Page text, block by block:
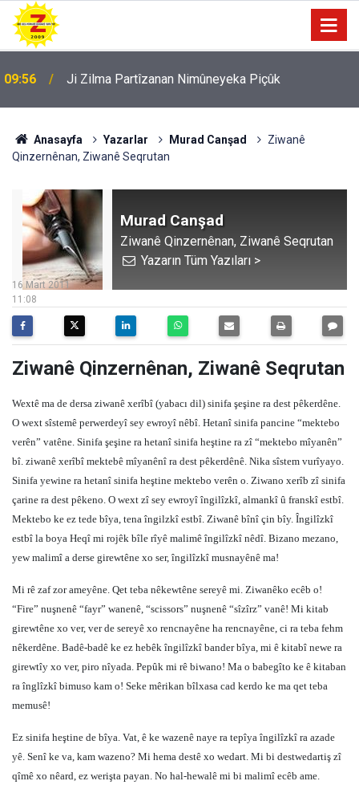
09:56 Ji Zilma Partîzanan Nimûneyeka Piçûk
Anasayfa Yazarlar Murad Canşad
Ziwanê
Qinzernênan, Ziwanê Seqrutan
Murad Canşad
Ziwanê Qinzernênan, Ziwanê Seqrutan
Yazarın Tüm Yazıları >
11:08
16 Mart 2011
Ziwanê Qinzernênan, Ziwanê Seqrutan
Wextê ma de dersa ziwanê xerîbî (yabacı dil) sinifa şeşine ra dest pêkerdêne.
O wext sîstemê perwerdeyî sey ewroyî nêbî. Hetanî sinifa pancine “mektebo
verên” vatêne. Sinifa şeşine ra hetanî sinifa heştine ra zî “mektebo mîyanên”
bî. ziwanê xerîbî mektebê mîyanênî ra dest pêkerdênê. Nika sîstem vurîyayo.
Sinifa yewine ra hetanî sinifa heştine mektebo verên o. Ziwano xerîb zî sinifa
çarine ra dest pêkeno. O wext zî sey ewroyî îngilîzkî, almankî û franskî estbî.
Mektebo ke ez tede bîya, tena îngilzkî estbî. Ziwanê bînî çin bîy. Îngilîzkî
estbî la boya Heqî mi rojêk bîle rîyê malimê îngilîzkî nêdî. Bizano mezano,
yew malimî a derse girewtêne xo ser, îngilîzkî musnayênê ma!
Mi rê zaf zor ameyêne. Qet teba nêkewtêne sereyê mi. Ziwanêko ecêb o!
“Fire” nuşnenê “fayr” wanenê, “scissors” nuşnenê “sîzîrz” vanê! Mi kitab
girewtêne xo ver, ver de sereyê xo rencnayêne ha rencnayêne, ci ra teba fehm
nêkerdêne. Badê-badê ke ez hebêk îngilîzkî bander bîya, mi ê kitabî newe ra
girewtîy xo ver, piro nîyada. Pepûk mi rê biwano! Ma o babegîto ke ê kitaban
ra înglîzkî bimuso kam o! Seke mêrikan bîlxasa cad kerdo ke ma qet teba
memusê!
Ez sinifa heştine de bîya. Vat, ê ke wazenê naye ra tepîya îngilîzkî ra azade
yê. Senî ke va, kam wazeno? Mi hema destê xo wedart. Mi bi destwedartiş zî
qîmê xo nêard, ez werişta payan. No hal-hewalê mi bi malimî ecêb ame.